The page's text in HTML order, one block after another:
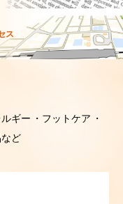
ス
ギー
フットケア
ど